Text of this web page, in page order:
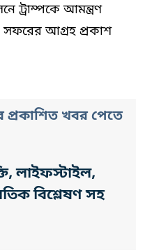
ট্রাম্পকে আমন্ত্রণ
সফরের আগ্রহ প্রকাশ
খবর পেতে
লাইফস্টাইল,
বিশ্লেষণ সহ